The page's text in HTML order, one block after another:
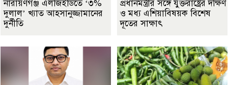
নারায়ণগঞ্জ এলজিইডিতে ‘৩%
দুলাল’ খ্যাত আহসানুজ্জামানের
দুর্নীতি
প্রধানমন্ত্রীর সঙ্গে যুক্তরাষ্ট্রের দক্ষিণ
ও মধ্য এশিয়াবিষয়ক বিশেষ
দূতের সাক্ষাৎ